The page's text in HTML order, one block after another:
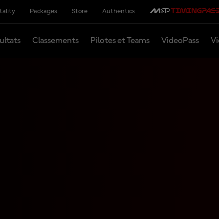
Packages Store Authentics
Classements Pilotes et Teams VideoPass